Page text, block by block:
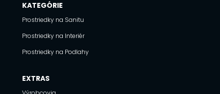
KATEGÓRIE
Prostriedky na Sanitu
Prostriedky na Interiér
Prostriedky na Podlahy
EXTRAS